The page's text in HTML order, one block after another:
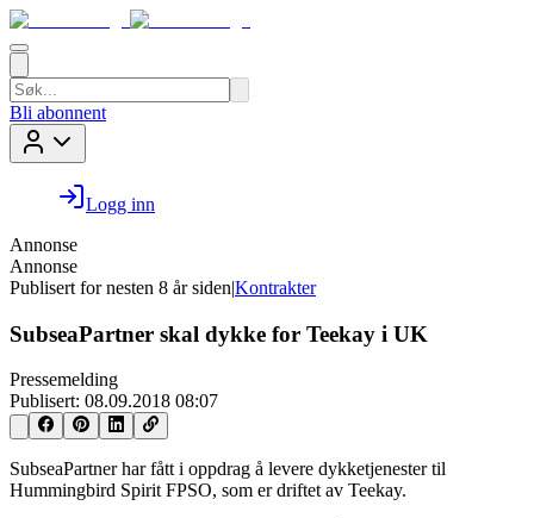
Bli abonnent
Logg inn
Annonse
Annonse
Publisert for nesten 8 år siden|Kontrakter
SubseaPartner skal dykke for Teekay i UK
Pressemelding
Publisert: 08.09.2018 08:07
SubseaPartner har fått i oppdrag å levere dykketjenester til
Hummingbird Spirit FPSO, som er driftet av Teekay.